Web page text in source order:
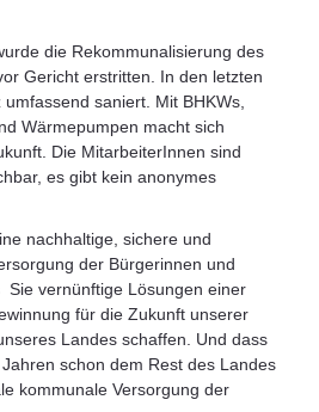
die Rekommunalisierung des
Gericht erstritten. In den letzten
saniert. Mit BHKWs,
Wärmepumpen macht sich
Die MitarbeiterInnen sind
es gibt kein anonymes
nachhaltige, sichere und
der Bürgerinnen und
Sie vernünftige Lösungen einer
für die Zukunft unserer
Landes schaffen. Und dass
schon dem Rest des Landes
kommunale Versorgung der